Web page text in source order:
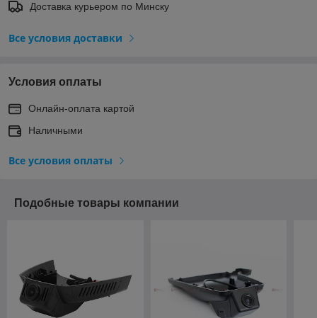
Доставка курьером по Минску
Все условия доставки
Условия оплаты
Онлайн-оплата картой
Наличными
Все условия оплаты
Подобные товары компании